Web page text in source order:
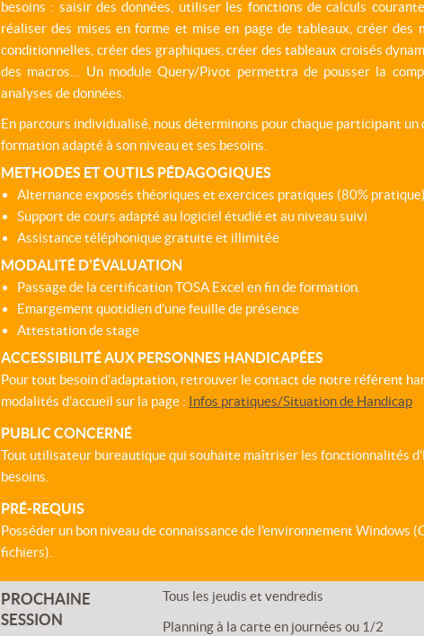
besoins : saisir des données, utiliser les fonctions de calculs
réaliser des mises en forme et mise en page de tableaux, créer des
conditionnelles, créer des graphiques, créer des tableaux croisés
des macros… Un module Query/Pivot permettra de pousser la
analyses de données.
En parcours individualisé, nous déterminons pour chaque participant un
formation adapté à son niveau et ses besoins.
METHODES ET OUTILS PÉDAGOGIQUES
Alternance exposés théoriques et exercices pratiques (80% pratique)
Support de cours adapté au logiciel étudié et au niveau suivi
Assistance téléphonique gratuite et illimitée
MODALITÉ D'ÉVALUATION
Passage de la certification TOSA Excel en fin de formation.
Emargement quotidien d’une feuille de présence
Attestation de stage
ACCESSIBILITÉ AUX PERSONNES HANDICAPÉES
Pour tout besoin d’adaptation, retrouver le contact de notre référent
modalités d’accueil sur la page : Infos pratiques/Situation de Handicap
PUBLIC CONCERNÉ
Tout utilisateur bureautique qui souhaite maîtriser les fonctionnalités
besoins.
PRÉ-REQUIS
Posséder un bon niveau de connaissance de l'environnement Windows
fichiers).
PROCHAINE
SESSION
Tous les jeudis et vendredis
Planning à la carte en journées ou 1/2